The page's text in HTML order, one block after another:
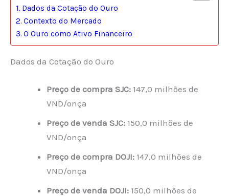
Dados da Cotação do Ouro
Contexto do Mercado
O Ouro como Ativo Financeiro
Dados da Cotação do Ouro
Preço de compra SJC: 147,0 milhões de
VND/onça
Preço de venda SJC: 150,0 milhões de
VND/onça
Preço de compra DOJI: 147,0 milhões de
VND/onça
Preço de venda DOJI: 150,0 milhões de